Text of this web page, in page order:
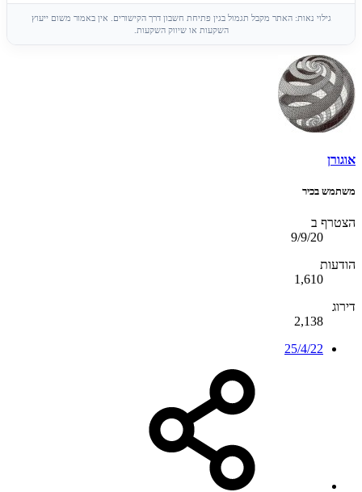
גילוי נאות: האתר מקבל תגמול בגין פתיחת חשבון דרך הקישורים. אין באמור משום ייעוץ
השקעות או שיווק השקעות.
אוגורן
משתמש בכיר
הצטרף ב
9/9/20
הודעות
1,610
דירוג
2,138
25/4/22